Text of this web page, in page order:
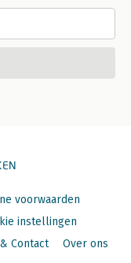
voorwaarden
instellingen
Contact Over ons